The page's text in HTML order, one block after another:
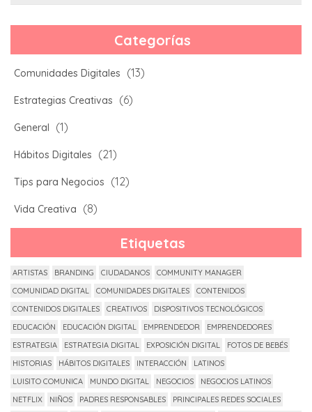
Categorías
Comunidades Digitales (13)
Estrategias Creativas (6)
General (1)
Hábitos Digitales (21)
Tips para Negocios (12)
Vida Creativa (8)
Etiquetas
ARTISTAS BRANDING CIUDADANOS
COMMUNITY MANAGER
COMUNIDAD DIGITAL
COMUNIDADES DIGITALES
CONTENIDOS
CONTENIDOS DIGITALES
CREATIVOS
DISPOSITIVOS TECNOLÓGICOS
EDUCACIÓN
EDUCACIÓN DIGITAL EMPRENDEDOR
EMPRENDEDORES
ESTRATEGIA
ESTRATEGIA DIGITAL EXPOSICIÓN DIGITAL
FOTOS DE BEBÉS
HISTORIAS
HÁBITOS DIGITALES INTERACCIÓN
LATINOS
LUISITO COMUNICA
MUNDO DIGITAL NEGOCIOS
NEGOCIOS LATINOS
NETFLIX
NIÑOS PADRES RESPONSABLES
PRINCIPALES REDES SOCIALES